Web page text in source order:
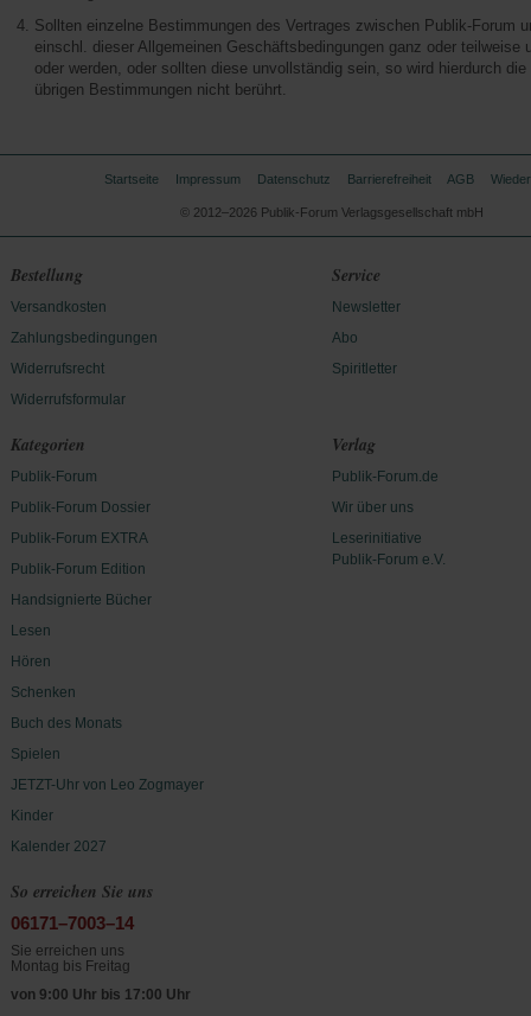
Sollten einzelne Bestimmungen des Vertrages zwischen Publik-Forum
einschl. dieser Allgemeinen Geschäftsbedingungen ganz oder teilweise
oder werden, oder sollten diese unvollständig sein, so wird hierdurch
übrigen Bestimmungen nicht berührt.
Startseite Impressum Datenschutz Barrierefreiheit AGB
© 2012–2026 Publik-Forum Verlagsgesellschaft mbH
Bestellung
Versandkosten
Zahlungsbedingungen
Widerrufsrecht
Widerrufsformular
Service
Newsletter
Abo
Spiritletter
Kategorien
Publik-Forum
Publik-Forum Dossier
Publik-Forum EXTRA
Publik-Forum Edition
Handsignierte Bücher
Lesen
Hören
Schenken
Buch des Monats
Spielen
JETZT-Uhr von Leo Zogmayer
Kinder
Kalender 2027
Verlag
Publik-Forum.de
Wir über uns
Leserinitiative
Publik-Forum e.V.
So erreichen Sie uns
06171–7003–14
Sie erreichen uns
Montag bis Freitag
von 9:00 Uhr bis 17:00 Uhr